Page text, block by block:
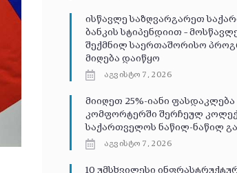
ისწავლე საზღვარგარეთ
ბანკის სტიპენდიით –
შექმნილ საერთაშორისო
მიღება დაიწყო
აგვისტო 7, 2026
მიიღეთ 25%-იანი ფასდაკლება
კომფორტერში შერჩეულ
საქართველოს ნაწილ-ნაწილ
აგვისტო 7, 2026
10 უმსხვილესი